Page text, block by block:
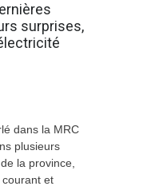
surprises,
dans la MRC
plusieurs
la province,
et